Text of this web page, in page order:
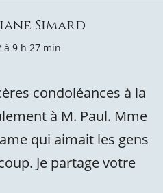
Simard
à 9 h 27 min
condoléances à la
à M. Paul. Mme
qui aimait les gens
Je partage votre